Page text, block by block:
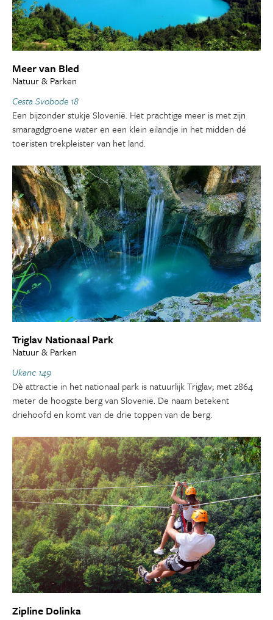
Meer van Bled
Natuur & Parken
Cesta Svobode 18
Een bijzonder stukje Slovenië. Het prachtige meer is met zijn
smaragdgroene water en een klein eilandje in het midden dé
toeristen trekpleister van het land.
Triglav Nationaal Park
Natuur & Parken
Ukanc 149
Dè attractie in het nationaal park is natuurlijk Triglav; met 2864
meter de hoogste berg van Slovenië. De naam betekent
driehoofd en komt van de drie toppen van de berg.
Zipline Dolinka